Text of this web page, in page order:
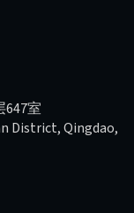
647室
District, Qingdao,